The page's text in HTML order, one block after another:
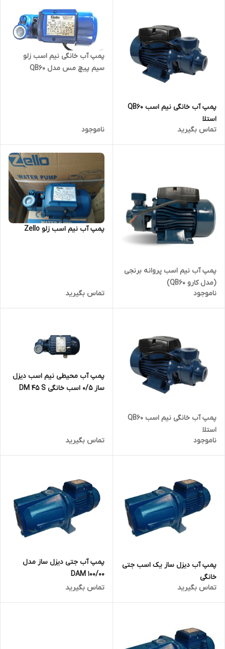
پمپ آب خانگی نیم اسب QB60
استلا
تماس بگیرید
پمپ آب خانگی نیم اسب زلو
سیم پیچ مس مدل QB60
ناموجود
پمپ آب نیم اسب پروانه برنجی
(مدل کارو QB60)
ناموجود
پمپ آب نیم اسب زلو ZeIlo
تماس بگیرید
پمپ آب خانگی نیم اسب QB60
استلا
ناموجود
پمپ آب محیطی نیم اسب دیزل
ساز 0/5 اسب خانگی DM 45 S
تماس بگیرید
پمپ آب دیزل ساز یک اسب جتی
خانگی
تماس بگیرید
پمپ آب جتی دیزل ساز مدل
00/DAM 100
تماس بگیرید